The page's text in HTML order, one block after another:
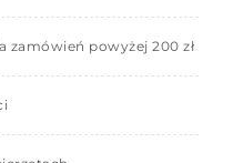
zamówień powyżej 200 zł